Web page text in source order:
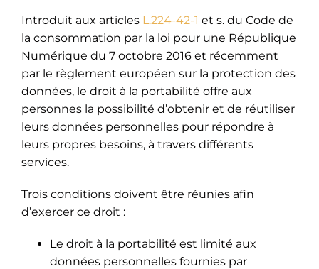
Introduit aux articles L.224-42-1 et s. du Code de
la consommation par la loi pour une République
Numérique du 7 octobre 2016 et récemment
par le règlement européen sur la protection des
données, le droit à la portabilité offre aux
personnes la possibilité d’obtenir et de réutiliser
leurs données personnelles pour répondre à
leurs propres besoins, à travers différents
services.
Trois conditions doivent être réunies afin
d’exercer ce droit :
Le droit à la portabilité est limité aux
données personnelles fournies par